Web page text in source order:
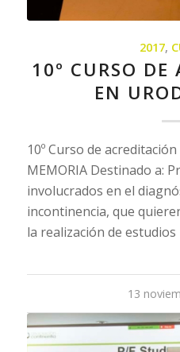
2017,
10º CURSO DE
EN
10º Curso de
MEMORIA Destinado a:
involucrados en el
incontinencia, que
la realización de
13